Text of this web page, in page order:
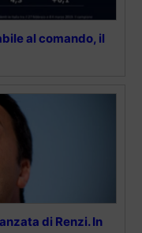
al comando, il
di Renzi. In